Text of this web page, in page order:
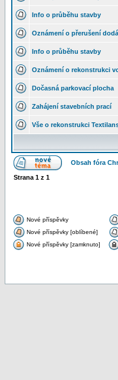
Info o průběhu stavby
Oznámení o přerušení
Info o průběhu stavby
Oznámení o rekonstrukci
Dočasná parkovací plocha
Zahájení stavebních prací
Vše o rekonstrukci
Obsah fóra
Strana 1 z 1
Nové příspěvky
Nové příspěvky [oblíbené]
Nové příspěvky [zamknuto]